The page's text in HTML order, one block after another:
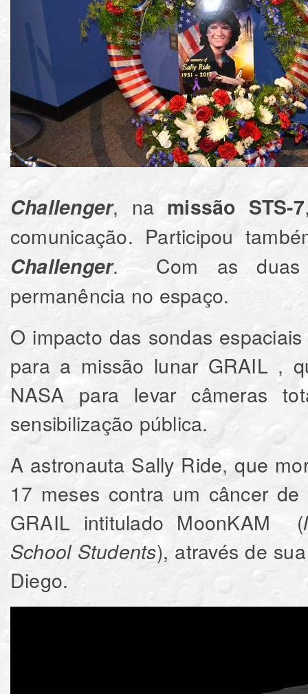
Challenger, na missão STS-7
comunicação. Participou
Challenger. Com as duas
permanência no espaço.
O impacto das sondas
para a missão lunar GRAIL ,
NASA para levar câmeras
sensibilização pública.
A astronauta Sally Ride, que
17 meses contra um câncer
GRAIL intitulado MoonKAM (
School Students), através de
Diego.